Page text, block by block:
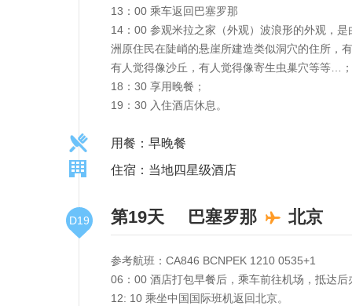
13：00 乘车返回巴塞罗那
14：00 参观米拉之家（外观）波浪形的外观，
洲原住民在陡峭的悬崖所建造类似洞穴的住所，
有人觉得像沙丘，有人觉得像寄生虫巢穴等等…
18：30 享用晚餐；
19：30 入住酒店休息。
用餐：早晚餐
住宿：当地四星级酒店
D19 第19天 巴塞罗那 北京
参考航班：CA846 BCNPEK 1210 0535+1
06：00 酒店打包早餐后，乘车前往机场，抵达后
12: 10 乘坐中国国际班机返回北京。